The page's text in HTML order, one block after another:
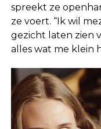
spreekt ze
ze voert. “Ik wil
gezicht laten zien
alles wat me klein